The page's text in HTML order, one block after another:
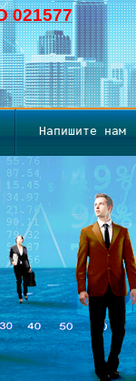
021577
Напишите нам